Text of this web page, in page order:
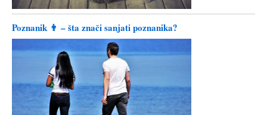
Poznanik 👨 – šta znači sanjati poznanika?